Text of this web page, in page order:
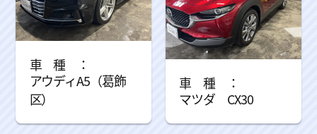
アウディA5（葛飾
区）
マツダ CX30